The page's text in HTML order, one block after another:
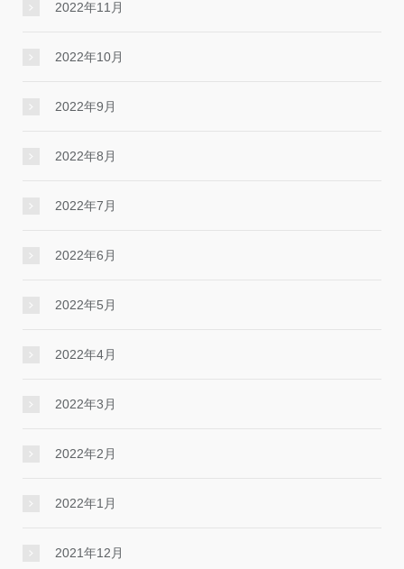
2022年11月
2022年10月
2022年9月
2022年8月
2022年7月
2022年6月
2022年5月
2022年4月
2022年3月
2022年2月
2022年1月
2021年12月